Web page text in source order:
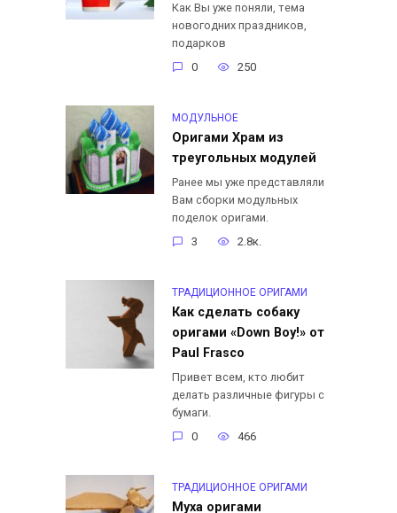
Как Вы уже поняли, тема
новогодних праздников,
подарков
0
250
МОДУЛЬНОЕ
Оригами Храм из
треугольных модулей
Ранее мы уже представляли
Вам сборки модульных
поделок оригами.
3
2.8к.
ТРАДИЦИОННОЕ ОРИГАМИ
Как сделать собаку
оригами «Down Boy!» от
Paul Frasco
Привет всем, кто любит
делать различные фигуры с
бумаги.
0
466
ТРАДИЦИОННОЕ ОРИГАМИ
Муха оригами